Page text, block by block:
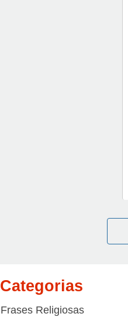
Categorias
Frases Religiosas